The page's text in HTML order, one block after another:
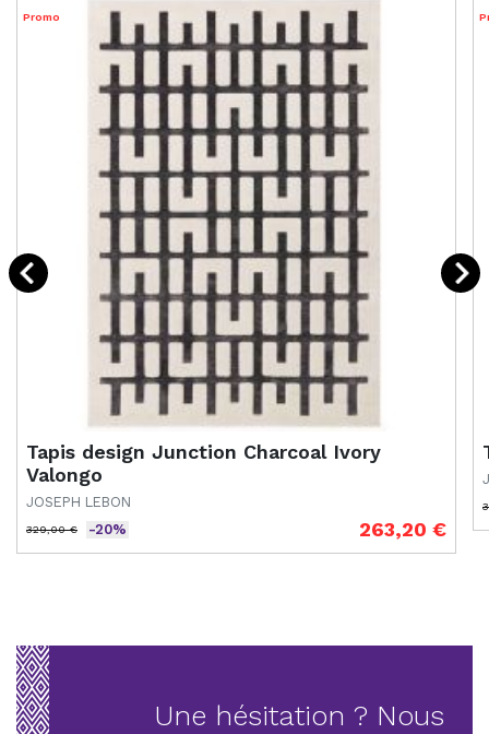
Tapis design Junction Charcoal Ivory
Valongo
JOSEPH LEBON
Prix de base
329,00 €
Prix -20% 263,20 €
Promo
Une hésitation ? Nous